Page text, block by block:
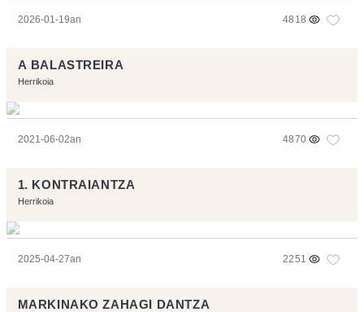
2026-01-19an 4818
A BALASTREIRA
Herrikoia
2021-06-02an 4870
1. KONTRAIANTZA
Herrikoia
2025-04-27an 2251
MARKINAKO ZAHAGI DANTZA